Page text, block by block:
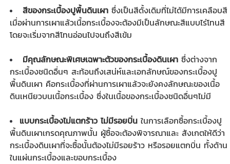
สีของกระเบื้องปูพื้นดินเผา ซึ่งเป็นสีดั้งเดิมที่ไม่ได้มีการเคลือบสี
เมื่อผ่านการเผาแล้วเนื้อกระเบื้องจะต้องมีเป็นลักษณะสีแบบไร่โทนสี
โดยจะเริ่มจากสีโทนอ่อนไปจนถึงสีเข้ม
มีคุณลักษณะพิเศษเฉพาะตัวของกระเบื้องดินเผา ซึ่งต่างจาก
กระเบื้องชนิดอื่นๆ สะท้อนถึงเสน่ห์และเอกลักษณ์ของกระเบื้องปู
พื้นดินเผา คือกระเบื้องที่ผ่านการเผาแล้วจะยังคงลักษณะของเนื้อ
ดินเหนียวบนเนื้อกระเบื้อง ซึ่งในเนื้อของกระเบื้องชนิดอื่นๆไม่มี
แบบกระเบื้องไม่แตกร้าว ไม่มีรอยบิ่น ในการเลือกซื้อกระเบื้องปู
พื้นดินเผาเกรดคุณภาพนั้น ผู้ซื้อจะต้องพิจารณาและ สังเกตให้ดีว่า
กระเบื้องดินเผาที่จะซื้อนั้นต้องไม่มีรอยร้าว หรือรอยแตกบิ่น ทั้งด้าน
ในแผ่นกระเบื้องและขอบกระเบื้อง